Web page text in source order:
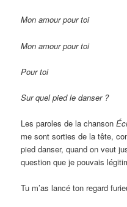
Mon amour pour toi
Mon amour pour toi
Pour toi
Sur quel pied le danser ?
Les paroles de la chanson
me sont sorties de la tête,
pied danser, quand on veut
question que je pouvais
Tu m’as lancé ton regard